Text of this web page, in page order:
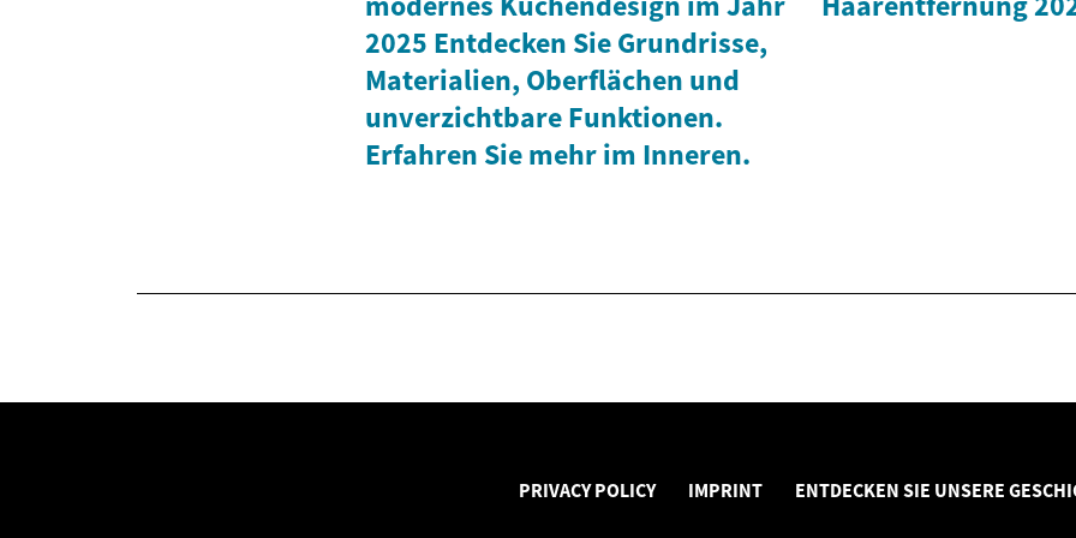
2025 Entdecken Sie Grundrisse,
Materialien, Oberflächen und
unverzichtbare Funktionen.
Erfahren Sie mehr im Inneren.
PRIVACY POLICY IMPRINT ENTDECKEN SIE UNSERE